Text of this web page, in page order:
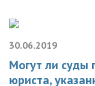
30.06.2019
Могут ли суды
юриста,